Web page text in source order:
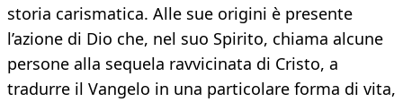
storia carismatica. Alle sue origini è presente
l’azione di Dio che, nel suo Spirito, chiama alcune
persone alla sequela ravvicinata di Cristo, a
tradurre il Vangelo in una particolare forma di vita,